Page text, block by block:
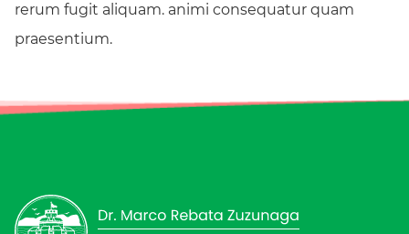
rerum fugit aliquam. animi consequatur quam
praesentium.